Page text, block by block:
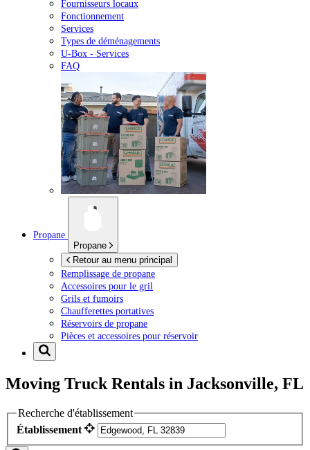
Fournisseurs locaux
Fonctionnement
Services
Types de déménagements
U-Box - Services
FAQ
Propane
Propane
Retour au menu principal
Remplissage de propane
Accessoires pour le gril
Grils et fumoirs
Chaufferettes portatives
Réservoirs de propane
Pièces et accessoires pour réservoir
Moving Truck Rentals in Jacksonville, FL
Recherche d'établissement
Établissement